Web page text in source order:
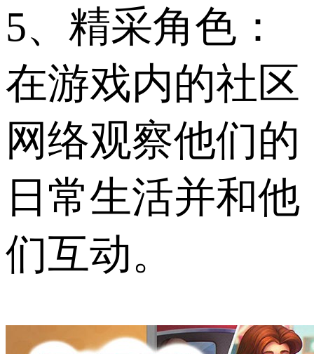
5、精采角色：
在游戏内的社区
网络观察他们的
日常生活并和他
们互动。